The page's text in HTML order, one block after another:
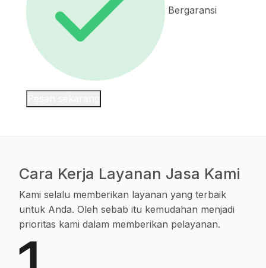
Bergaransi
Cara Kerja Layanan Jasa Kami
Kami selalu memberikan layanan yang terbaik
untuk Anda. Oleh sebab itu kemudahan menjadi
prioritas kami dalam memberikan pelayanan.